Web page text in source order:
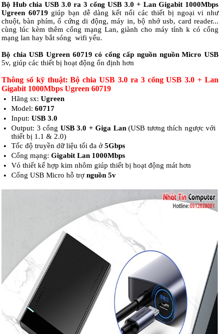
Bộ Hub chia USB 3.0 ra 3 cổng USB 3.0 + Lan Gigabit 1000Mbps
Ugreen 60719 giúp bạn dễ dàng kết nối các thiết bị ngoại vi như
chuột, bàn phím, ổ cứng di động, máy in, bộ nhớ usb, card reader...
cùng lúc kèm thêm cổng mạng Lan, giành cho máy tính k có cổng
mạng lan hay bắt sóng wifi yếu.
Bộ chia USB Ugreen 60719 có cổng cấp nguồn nguồn Micro USB
5v, giúp các thiết bị hoạt động ổn định hơn
Thông số kỹ thuật: Bộ chia USB 3.0 ra 3 cổng USB 3.0 + Lan
Gigabit 1000Mbps Ugreen 60719
Hãng sx: Ugreen
Model: 60717
Input: USB 3.0
Output: 3 cổng USB 3.0 + Giga Lan (USB tương thích ngược với
thiết bị 1.1 & 2.0)
Tốc độ truyền dữ liệu tối đa ở 5Gbps
Cổng mạng: Gigabit Lan 1000Mbps
Vỏ thiết kế hợp kim nhôm giúp thiết bị hoạt động mát hơn
Cổng USB Micro hỗ trợ nguồn 5v